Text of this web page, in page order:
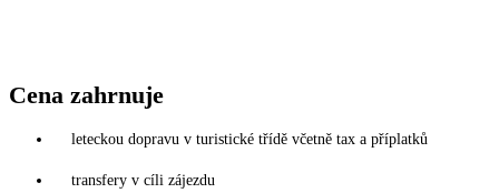
Cena zahrnuje
leteckou dopravu v turistické třídě včetně tax a příplatků
transfery v cíli zájezdu